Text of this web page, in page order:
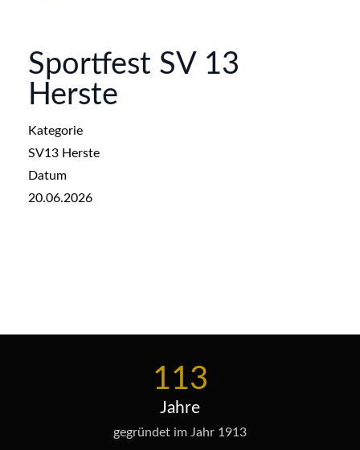
Sportfest SV 13
Herste
Kategorie
SV13 Herste
Datum
20.06.2026
113
Jahre
gegründet im Jahr 1913